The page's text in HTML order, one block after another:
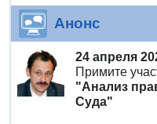
Анонс
24 апреля
Примите
"Анализ
Суда"